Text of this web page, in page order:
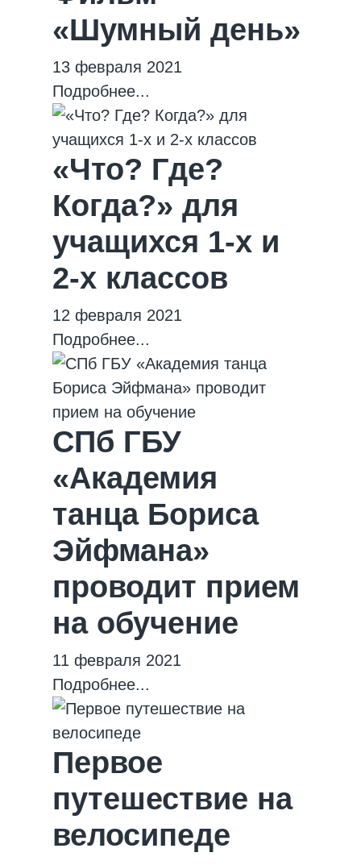
«Шумный день»
13 февраля 2021
Подробнее...
«Что? Где?
Когда?» для
учащихся 1-х и
2-х классов
12 февраля 2021
Подробнее...
СПб ГБУ
«Академия
танца Бориса
Эйфмана»
проводит прием
на обучение
11 февраля 2021
Подробнее...
Первое
путешествие на
велосипеде